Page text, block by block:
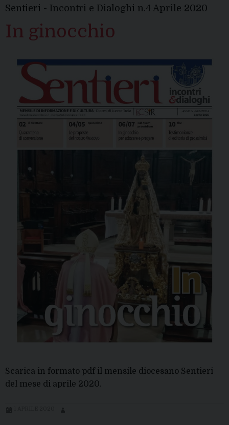
Sentieri - Incontri e Dialoghi n.4 Aprile 2020
In ginocchio
Scarica in formato pdf il mensile diocesano Sentieri
del mese di aprile 2020.